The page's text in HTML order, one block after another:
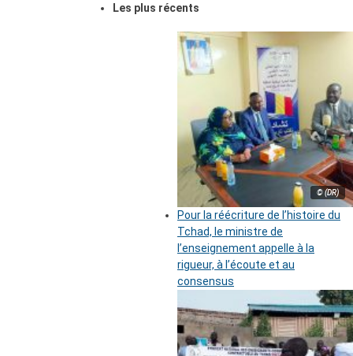
Les plus récents
© (DR)
Pour la réécriture de l’histoire du
Tchad, le ministre de
l’enseignement appelle à la
rigueur, à l’écoute et au
consensus